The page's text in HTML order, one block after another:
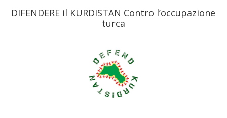
DIFENDERE il KURDISTAN Contro l’occupazione
turca